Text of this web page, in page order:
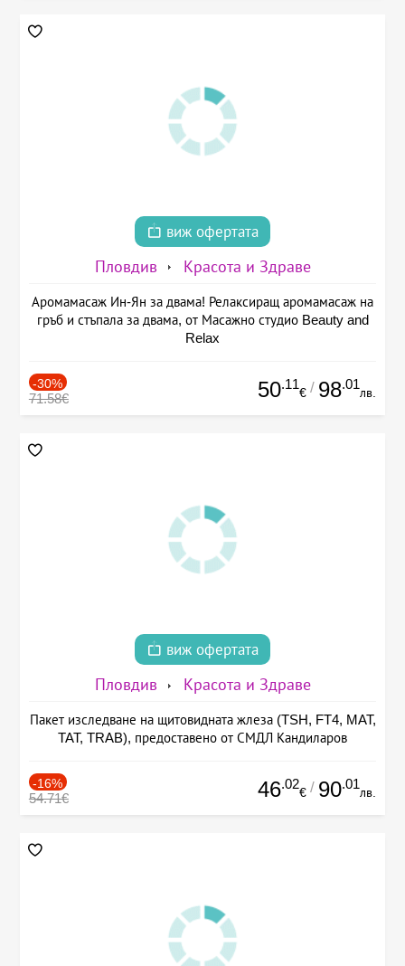
виж офертата
Пловдив Красота и Здраве
Аромамасаж Ин-Ян за двама! Релаксиращ аромамасаж на
гръб и стъпала за двама, от Масажно студио Beauty and
Relax
-30%
71.58€ 50.11
€ / 98.01
лв.
виж офертата
Пловдив Красота и Здраве
Пакет изследване на щитовидната жлеза (TSH, FT4, MAT,
TAT, TRAB), предоставено от СМДЛ Кандиларов
-16%
54.71€ 46.02
€ / 90.01
лв.